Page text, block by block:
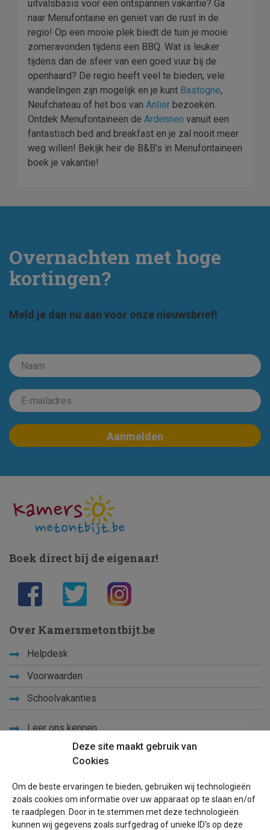
uitvalsbasis voor een ontspannen vakantie? Ga
naar Menufontaine en geniet van de rust in de
regio! Op een mooie plek biedt de tuin je mooie
zomeravonden tijdens een BBQ. Wat is leuker
tijdens dan de sfeer van een goed vuur bij de
openhaard? De regio heeft veel te bieden, vele
wandelingen zijn mogelijk en je kunt Bastogne,
Neufchateau of het bos van Anlier bezoeken.
Ontdek Menufontaineen de Ardennen vanuit een
fantastisch bed and breakfast en je zal nooit meer
weg willen! Bekijk heir de B&B's in Menufontaineen
boek je vakantie!
Overnachten met hoge
kortingen?
Meld je dan nu aan voor onze nieuwsbrief!
Deze site maakt gebruik van
Cookies
Om de beste ervaringen te bieden, gebruiken wij technologieën
zoals cookies om informatie over uw apparaat op te slaan en/of
te raadplegen. Door in te stemmen met deze technologieën
kunnen wij gegevens zoals surfgedrag of unieke ID's op deze
Boek direct bij de eigenaar!
Over Kamersmetontbijt.be
Helpdesk
Voorwaarden
Schoolvakanties
Leer ons kennen
Sitemap
Blog